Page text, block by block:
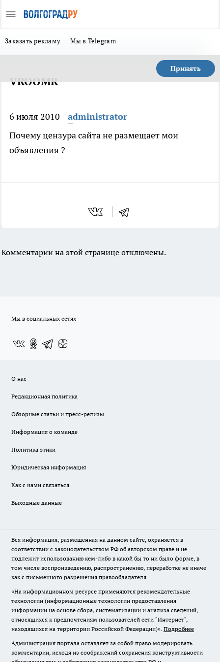
Заказать рекламу Мы в Telegram
Принять
VROOMR
6 июля 2010
administrator
Почему цензура сайта не размещает мои
объявления ?
Комментарии на этой странице отключены.
Мы в социальных сетях
О нас
Редакционная политика
Обзорные статьи и пресс-релизы
Информация о команде
Политика этики
Юридическая информация
Как с нами связаться
Выходные данные
Вся информация, размещенная на данном сайте, охраняется в
соответствии с законодательством РФ об авторском праве и не
подлежит использованию кем-либо в какой бы то ни было форме, в
том числе воспроизведению, распространению, переработке не иначе
как с письменного разрешения правообладателя.
«На информационном ресурсе применяются рекомендательные
технологии (информационные технологии предоставления
информации на основе сбора, систематизации и анализа сведений,
относящихся к предпочтениям пользователей сети "Интернет",
находящихся на территории Российской Федерации)». Подробнее
Администрация портала оставляет за собой право модерировать
комментарии, исходя из соображений сохранения конструктивности